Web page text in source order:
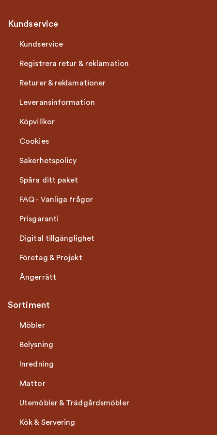
Kundservice
Kundservice
Registrera retur & reklamation
Returer & reklamationer
Leveransinformation
Köpvillkor
Cookies
Säkerhetspolicy
Spåra ditt paket
FAQ - Vanliga frågor
Prisgaranti
Digital tillgänglighet
Företag & Projekt
Ångerrätt
Sortiment
Möbler
Belysning
Inredning
Mattor
Utemöbler & Trädgårdsmöbler
Kök & Servering